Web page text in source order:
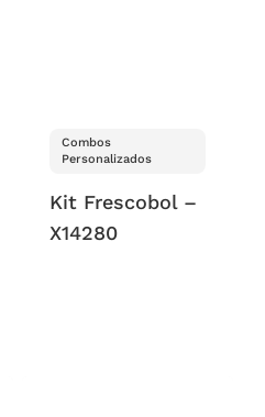
Combos
Personalizados
Kit Frescobol –
X14280